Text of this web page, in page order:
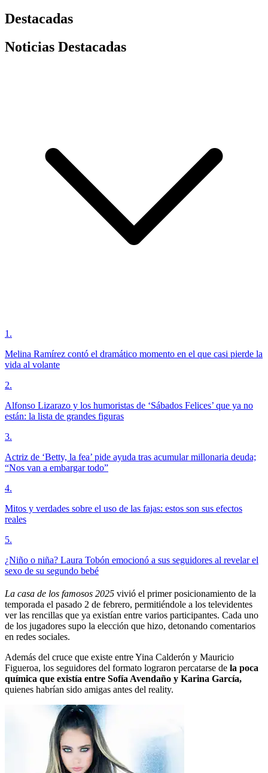
Destacadas
Noticias Destacadas
1 .
Melina Ramírez contó el dramático momento en el que casi pierde la
vida al volante
2.
Alfonso Lizarazo y los humoristas de ‘Sábados Felices’ que ya no
están: la lista de grandes figuras
3.
Actriz de ‘Betty, la fea’ pide ayuda tras acumular millonaria deuda;
“Nos van a embargar todo”
4.
Mitos y verdades sobre el uso de las fajas: estos son sus efectos
reales
5.
¿Niño o niña? Laura Tobón emocionó a sus seguidores al revelar el
sexo de su segundo bebé
La casa de los famosos 2025 vivió el primer posicionamiento de la
temporada el pasado 2 de febrero, permitiéndole a los televidentes
ver las rencillas que ya existían entre varios participantes. Cada uno
de los jugadores supo la elección que hizo, detonando comentarios
en redes sociales.
Además del cruce que existe entre Yina Calderón y Mauricio
Figueroa, los seguidores del formato lograron percatarse de la poca
química que existía entre Sofía Avendaño y Karina García,
quienes habrían sido amigas antes del reality.